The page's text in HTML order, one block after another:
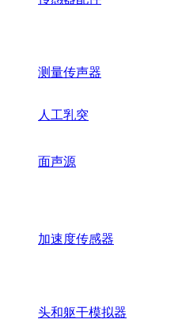
测量传声器
人工乳突
面声源
加速度传感器
头和躯干模拟器